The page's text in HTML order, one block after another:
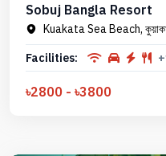
Sobuj Bangla Resort
Kuakata Sea Beach,
Facilities:
৳2800 - ৳3800